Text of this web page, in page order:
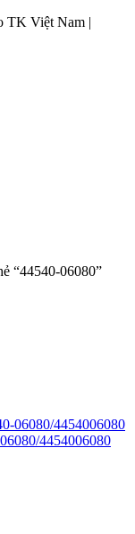
TK Việt Nam |
“44540-06080”
4454006080